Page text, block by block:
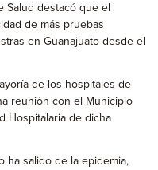
Salud destacó que el
de más pruebas
en Guanajuato desde el
de los hospitales de
reunión con el Municipio
Hospitalaria de dicha
ha salido de la epidemia,